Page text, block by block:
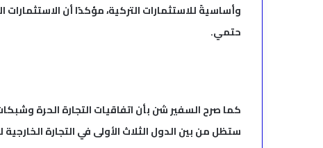
وأساسيةً للاستثمارات التركية، مؤكدًا أن الاستثمارات
حتمي.
كما صرح السفير شن بأن اتفاقيات التجارة الحرة
ستظل من بين الدول الثلاث الأولى في التجارة